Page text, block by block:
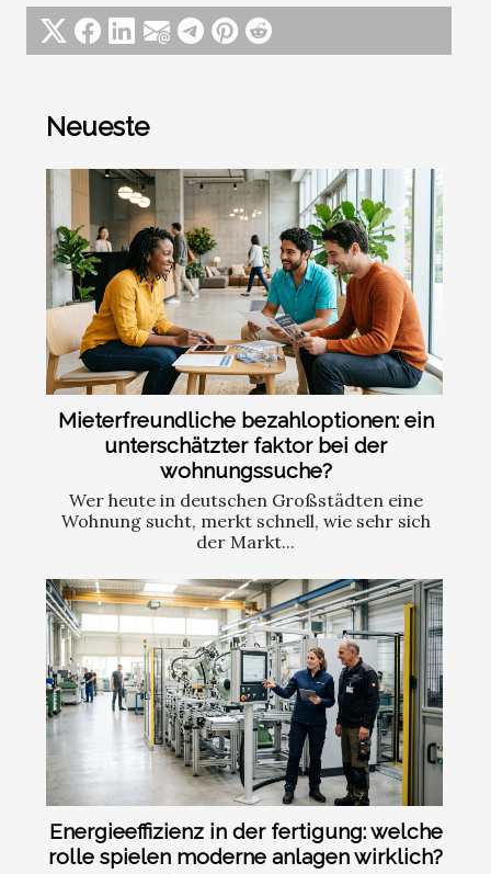
Neueste
Mieterfreundliche bezahloptionen: ein
unterschätzter faktor bei der
wohnungssuche?
Wer heute in deutschen Großstädten eine
Wohnung sucht, merkt schnell, wie sehr sich
der Markt...
Energieeffizienz in der fertigung: welche
rolle spielen moderne anlagen wirklich?